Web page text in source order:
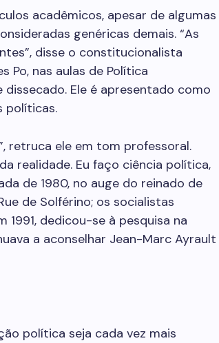
acadêmicos, apesar de algumas
genéricas demais. “As
disse o constitucionalista
Po, nas aulas de Política
Ele é apresentado como
políticas.
retruca ele em tom professoral.
realidade. Eu faço ciência política,
de 1980, no auge do reinado de
de Solférino; os socialistas
dedicou-se à pesquisa na
a aconselhar Jean-Marc Ayrault
política seja cada vez mais